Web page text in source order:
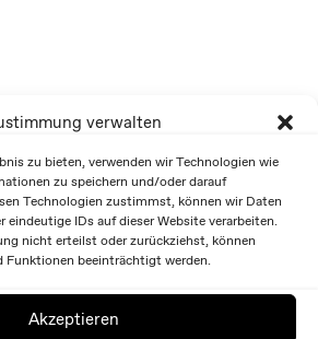
verwalten
zu bieten, verwenden wir Technologien wie
zu speichern und/oder darauf
Technologien zustimmst, können wir Daten
eindeutige IDs auf dieser Website verarbeiten.
nicht erteilst oder zurückziehst, können
Funktionen beeinträchtigt werden.
Akzeptieren